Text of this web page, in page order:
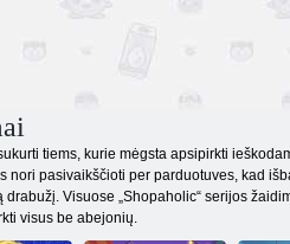
tiems, kurie mėgsta apsipirkti
nori pasivaikščioti per parduotuves, kad
Visuose „Shopaholic“ serijos
visus be abejonių.